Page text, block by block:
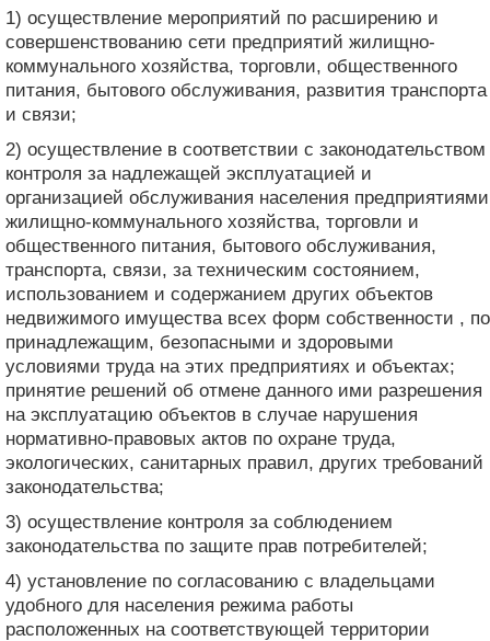
1) осуществление мероприятий по расширению и
совершенствованию сети предприятий жилищно-
коммунального хозяйства, торговли, общественного
питания, бытового обслуживания, развития транспорта
и связи;
2) осуществление в соответствии с законодательством
контроля за надлежащей эксплуатацией и
организацией обслуживания населения предприятиями
жилищно-коммунального хозяйства, торговли и
общественного питания, бытового обслуживания,
транспорта, связи, за техническим состоянием,
использованием и содержанием других объектов
недвижимого имущества всех форм собственности , по
принадлежащим, безопасными и здоровыми
условиями труда на этих предприятиях и объектах;
принятие решений об отмене данного ими разрешения
на эксплуатацию объектов в случае нарушения
нормативно-правовых актов по охране труда,
экологических, санитарных правил, других требований
законодательства;
3) осуществление контроля за соблюдением
законодательства по защите прав потребителей;
4) установление по согласованию с владельцами
удобного для населения режима работы
расположенных на соответствующей территории